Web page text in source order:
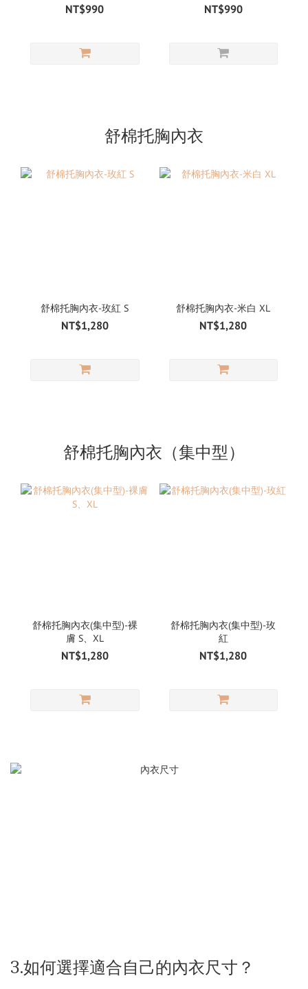
NT$990 NT$990
舒棉托胸內衣
舒棉托胸內衣-玫紅 S
NT$1,280
舒棉托胸內衣-米白 XL
NT$1,280
舒棉托胸內衣（集中型）
舒棉托胸內衣(集中型)-裸
膚 S、XL
NT$1,280
舒棉托胸內衣(集中型)-玫
紅
NT$1,280
3.如何選擇適合自己的內衣尺寸？